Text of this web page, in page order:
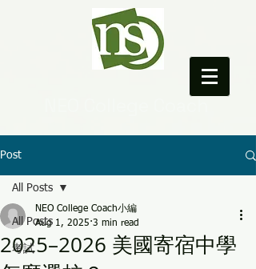
Post
All Posts
考試
All Posts
2025–2026 美國寄宿中學
NEO College Coach小編
Aug 1, 2025 3 min read